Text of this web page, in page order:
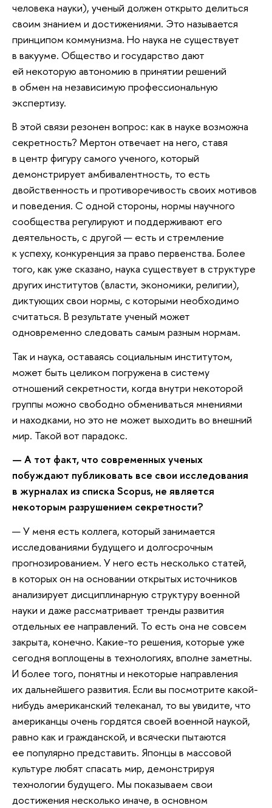
человека науки), ученый должен открыто делиться
своим знанием и достижениями. Это называется
принципом коммунизма. Но наука не существует
в вакууме. Общество и государство дают
ей некоторую автономию в принятии решений
в обмен на независимую профессиональную
экспертизу.
В этой связи резонен вопрос: как в науке возможна
секретность? Мертон отвечает на него, ставя
в центр фигуру самого ученого, который
демонстрирует амбивалентность, то есть
двойственность и противоречивость своих мотивов
и поведения. С одной стороны, нормы научного
сообщества регулируют и поддерживают его
деятельность, с другой — есть и стремление
к успеху, конкуренция за право первенства. Более
того, как уже сказано, наука существует в структуре
других институтов (власти, экономики, религии),
диктующих свои нормы, с которыми необходимо
считаться. В результате ученый может
одновременно следовать самым разным нормам.
Так и наука, оставаясь социальным институтом,
может быть целиком погружена в систему
отношений секретности, когда внутри некоторой
группы можно свободно обмениваться мнениями
и находками, но это не может выходить во внешний
мир. Такой вот парадокс.
— А тот факт, что современных ученых
побуждают публиковать все свои исследования
в журналах из списка Scopus, не является
некоторым разрушением секретности?
— У меня есть коллега, который занимается
исследованиями будущего и долгосрочным
прогнозированием. У него есть несколько статей,
в которых он на основании открытых источников
анализирует дисциплинарную структуру военной
науки и даже рассматривает тренды развития
отдельных ее направлений. То есть она не совсем
закрыта, конечно. Какие-то решения, которые уже
сегодня воплощены в технологиях, вполне заметны.
И более того, понятны и некоторые направления
их дальнейшего развития. Если вы посмотрите какой-
нибудь американский телеканал, то вы увидите, что
американцы очень гордятся своей военной наукой,
равно как и гражданской, и всячески пытаются
ее популярно представить. Японцы в массовой
культуре любят спасать мир, демонстрируя
технологии будущего. Мы показываем свои
достижения несколько иначе, в основном